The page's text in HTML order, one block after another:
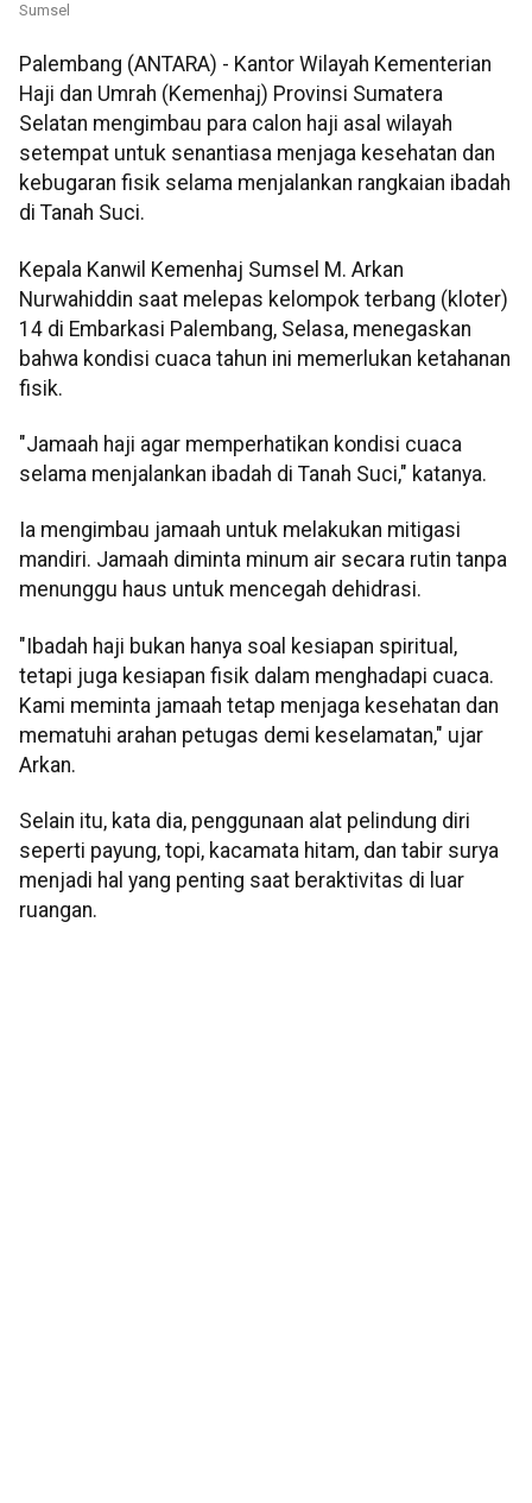
Sumsel
Palembang (ANTARA) - Kantor Wilayah Kementerian
Haji dan Umrah (Kemenhaj) Provinsi Sumatera
Selatan mengimbau para calon haji asal wilayah
setempat untuk senantiasa menjaga kesehatan dan
kebugaran fisik selama menjalankan rangkaian ibadah
di Tanah Suci.
Kepala Kanwil Kemenhaj Sumsel M. Arkan
Nurwahiddin saat melepas kelompok terbang (kloter)
14 di Embarkasi Palembang, Selasa, menegaskan
bahwa kondisi cuaca tahun ini memerlukan ketahanan
fisik.
"Jamaah haji agar memperhatikan kondisi cuaca
selama menjalankan ibadah di Tanah Suci," katanya.
Ia mengimbau jamaah untuk melakukan mitigasi
mandiri. Jamaah diminta minum air secara rutin tanpa
menunggu haus untuk mencegah dehidrasi.
"Ibadah haji bukan hanya soal kesiapan spiritual,
tetapi juga kesiapan fisik dalam menghadapi cuaca.
Kami meminta jamaah tetap menjaga kesehatan dan
mematuhi arahan petugas demi keselamatan," ujar
Arkan.
Selain itu, kata dia, penggunaan alat pelindung diri
seperti payung, topi, kacamata hitam, dan tabir surya
menjadi hal yang penting saat beraktivitas di luar
ruangan.